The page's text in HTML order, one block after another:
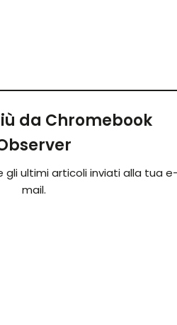
da Chromebook
gli ultimi articoli inviati alla tua
mail.